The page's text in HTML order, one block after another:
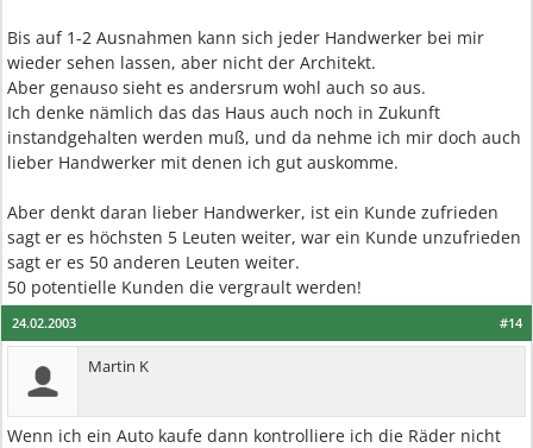
Bis auf 1-2 Ausnahmen kann sich jeder Handwerker bei mir
wieder sehen lassen, aber nicht der Architekt.
Aber genauso sieht es andersrum wohl auch so aus.
Ich denke nämlich das das Haus auch noch in Zukunft
instandgehalten werden muß, und da nehme ich mir doch auch
lieber Handwerker mit denen ich gut auskomme.
Aber denkt daran lieber Handwerker, ist ein Kunde zufrieden
sagt er es höchsten 5 Leuten weiter, war ein Kunde unzufrieden
sagt er es 50 anderen Leuten weiter.
50 potentielle Kunden die vergrault werden!
#14
24.02.2003
Martin K
Wenn ich ein Auto kaufe dann kontrolliere ich die Räder nicht